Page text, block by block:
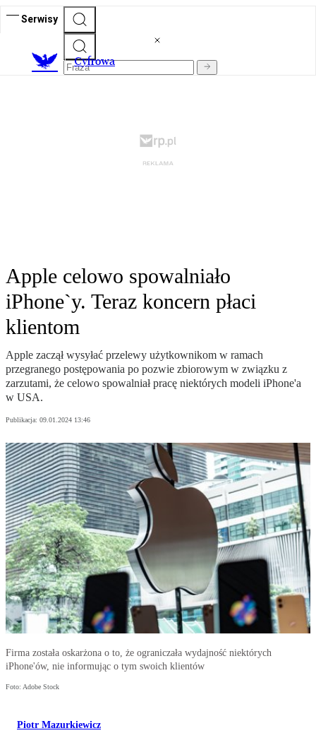
Serwisy
Cyfrowa
Apple celowo spowalniało
iPhone`y. Teraz koncern płaci
klientom
Apple zaczął wysyłać przelewy użytkownikom w ramach
przegranego postępowania po pozwie zbiorowym w związku z
zarzutami, że celowo spowalniał pracę niektórych modeli iPhone'a
w USA.
Publikacja: 09.01.2024 13:46
Firma została oskarżona o to, że ograniczała wydajność niektórych
iPhone'ów, nie informując o tym swoich klientów
Foto: Adobe Stock
Piotr Mazurkiewicz